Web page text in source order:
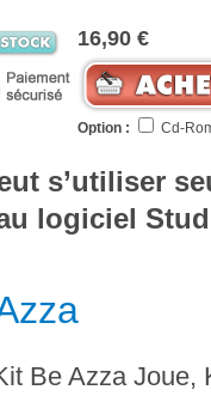
16,90 €
Option : Cd-
s’utiliser
logiciel
Be Azza